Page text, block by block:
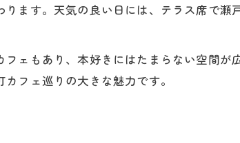
とカフェで過ごす休日の癒し
わう自然と調和したリラックス
で心安らぐひとときを提案
ます。天気の良い日には、テラス席で瀬
ェもあり、本好きにはたまらない空間が
フェ巡りの大きな魅力です。